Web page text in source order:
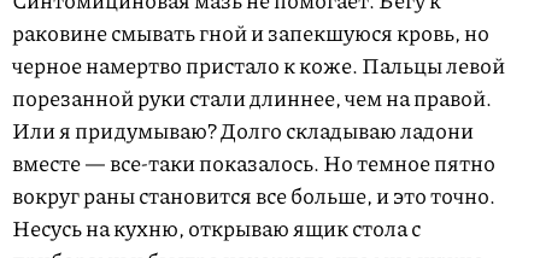
раковине смывать гной и запекшуюся кровь, но
черное намертво пристало к коже. Пальцы левой
порезанной руки стали длиннее, чем на правой.
Или я придумываю? Долго складываю ладони
вместе — все-таки показалось. Но темное пятно
вокруг раны становится все больше, и это точно.
Несусь на кухню, открываю ящик стола с